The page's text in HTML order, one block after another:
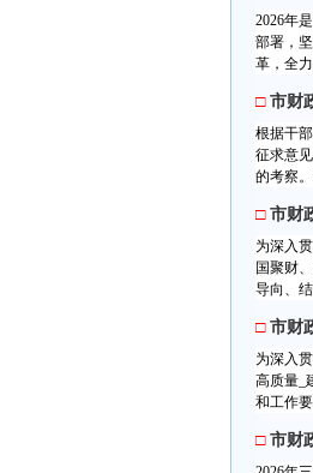
2026年
部署，
革，全
□ 市财
根据干
征求意
的考察
□ 市财
为深入
国聚财
导向、
□ 市财
为深入
高质量_
和工作
□ 市财